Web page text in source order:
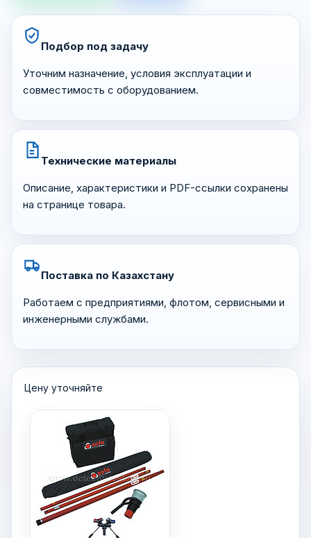
Подбор под задачу
Уточним назначение, условия эксплуатации и
совместимость с оборудованием.
Технические материалы
Описание, характеристики и PDF-ссылки сохранены
на странице товара.
Поставка по Казахстану
Работаем с предприятиями, флотом, сервисными и
инженерными службами.
Цену уточняйте